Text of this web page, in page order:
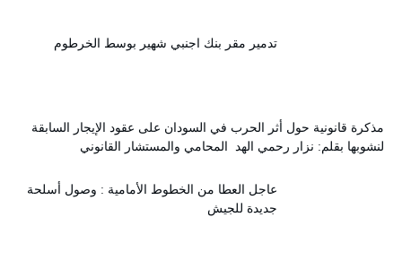
تدمير مقر بنك اجنبي شهير بوسط الخرطوم
مذكرة قانونية حول أثر الحرب في السودان على عقود الإيجار السابقة
لنشوبها بقلم: نزار رحمي الهد المحامي والمستشار القانوني
عاجل العطا من الخطوط الأمامية : وصول أسلحة
جديدة للجيش